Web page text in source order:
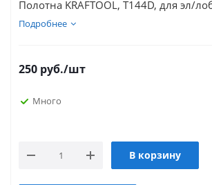
Полотна KRAFTOOL, T144D, для эл/
Подробнее
250 руб./шт
Много
В корзину